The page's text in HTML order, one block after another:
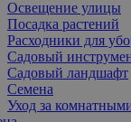
Освещение улицы
Посадка растений
Расходники для
Садовый
Садовый ландшафт
Семена
Уход за